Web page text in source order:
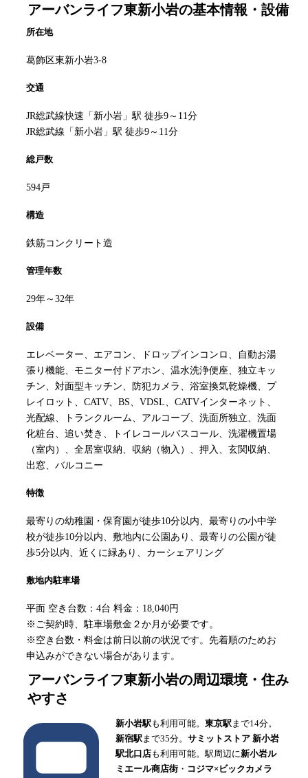
アーバンライフ東新小岩の基本情報・設備
所在地
葛飾区東新小岩3-8
交通
JR総武線快速「新小岩」駅 徒歩9～11分
JR総武線「新小岩」駅 徒歩9～11分
総戸数
594戸
構造
鉄筋コンクリート造
管理年数
29年～32年
設備
エレベーター、エアコン、ドロップインコンロ、自動お湯
張り機能、モニター付ドアホン、温水洗浄便座、独立キッ
チン、対面型キッチン、防犯カメラ、浴室換気乾燥機、プ
レイロット、CATV、BS、VDSL、CATVインターネット、
光配線、トランクルーム、アルコーブ、洗面所独立、洗面
化粧台、追い焚き、トイレコールバスコール、洗濯機置場
（室内）、全居室収納、収納（物入）、押入、玄関収納、
出窓、バルコニー
特徴
最寄りの幼稚園・保育園が徒歩10分以内、最寄りの小中学
校が徒歩10分以内、敷地内に公園あり、最寄りの公園が徒
歩5分以内、近くに緑あり、カーシェアリング
敷地内駐車場
平面 空き台数：4台 料金：18,040円
※ご契約時、駐車場敷金２か月が必要です。
※空き台数・料金は前日以前の状況です。先着順のためお
申込みができない場合があります。
アーバンライフ東新小岩の周辺環境・住み
やすさ
新小岩駅も利用可能。 東京駅まで14分。
新宿駅まで35分。 サミットストア 新小岩
駅北口店も利用可能。駅周辺に新小岩ル
ミエール商店街 ・ コジマ×ビックカメラ